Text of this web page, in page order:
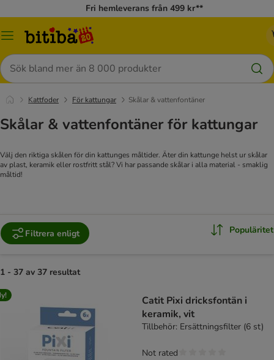
Fri hemleverans från 499 kr**
Meny
Sök
Kattfoder För kattungar Skålar & vattenfontäner
Skålar & vattenfontäner för kattungar
Välj den riktiga skålen för din kattunges måltider. Äter din kattunge helst ur skålar
av plast, keramik eller rostfritt stål? Vi har passande skålar i alla material - smaklig
måltid!
Filtrera enligt Populäritet
1 - 37 av 37 resultat
Catit Pixi dricksfontän i
keramik, vit
Tillbehör: Ersättningsfilter (6 st)
Not rated